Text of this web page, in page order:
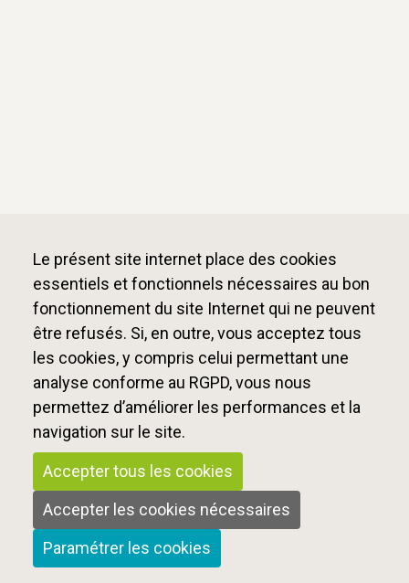
Le présent site internet place des cookies
essentiels et fonctionnels nécessaires au bon
fonctionnement du site Internet qui ne peuvent
être refusés. Si, en outre, vous acceptez tous
les cookies, y compris celui permettant une
analyse conforme au RGPD, vous nous
permettez d’améliorer les performances et la
navigation sur le site.
Accepter tous les cookies
Accepter les cookies nécessaires
Paramétrer les cookies